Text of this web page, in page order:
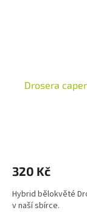
Drosera
320 Kč
Hybrid bělokvěté
v naší sbírce.